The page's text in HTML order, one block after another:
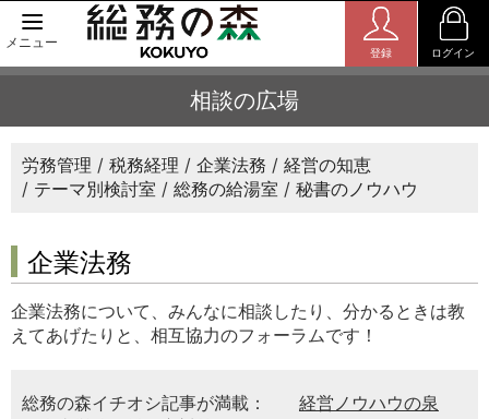
メニュー
登録 ログイン
相談の広場
労務管理 税務経理 企業法務
経営の知恵
テーマ別検討室
総務の給湯室 秘書のノウハウ
企業法務
企業法務について、みんなに相談したり、分かるときは教
えてあげたりと、相互協力のフォーラムです！
総務の森イチオシ記事が満載：
経営ノウハウの泉